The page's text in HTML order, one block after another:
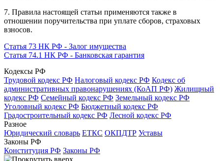
7. Правила настоящей статьи применяются также в
отношении поручительства при уплате сборов, страховых
взносов.
Статья 73 НК РФ - Залог имущества
Статья 74.1 НК РФ - Банковская гарантия
Кодексы РФ
Трудовой кодекс РФ Налоговый кодекс РФ Кодекс об
административных правонарушениях (КоАП РФ) Жилищный
кодекс РФ Семейный кодекс РФ Земельный кодекс РФ
Уголовный кодекс РФ Бюджетный кодекс РФ
Градостроительный кодекс РФ Лесной кодекс РФ
Разное
Юридический словарь ЕТКС ОКПДТР Уставы
Законы РФ
Конституция РФ Законы РФ